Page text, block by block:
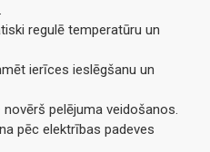
regulē temperatūru un
ierīces ieslēgšanu un
pelējuma veidošanos.
pēc elektrības padeves